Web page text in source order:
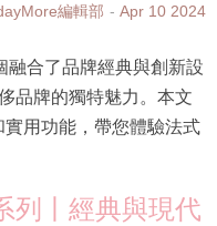
編輯部 Apr 10 2024
融合了品牌經典與創新設
品牌的獨特魅力。本文
用功能，帶您體驗法式
列丨經典與現代